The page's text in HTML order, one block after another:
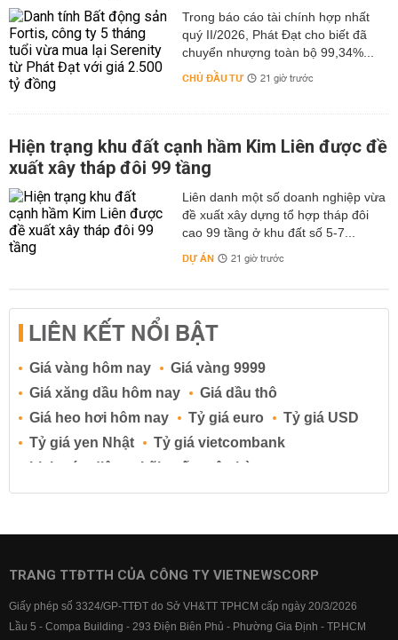
Trong báo cáo tài chính hợp nhất
quý II/2026, Phát Đạt cho biết đã
chuyển nhượng toàn bộ 99,34%...
CHỦ ĐẦU TƯ 21 giờ trước
Hiện trạng khu đất cạnh hầm Kim Liên được đề
xuất xây tháp đôi 99 tầng
Liên danh một số doanh nghiệp vừa
đề xuất xây dựng tổ hợp tháp đôi
cao 99 tầng ở khu đất số 5-7...
DỰ ÁN 21 giờ trước
LIÊN KẾT NỔI BẬT
Giá vàng hôm nay
Giá vàng 9999
Giá xăng dầu hôm nay
Giá dầu thô
Giá heo hơi hôm nay
Tỷ giá euro
Tỷ giá USD
Tỷ giá yen Nhật
Tỷ giá vietcombank
Lịch cúp điện
Lãi suất ngân hàng
Lãi suất tiết kiệm
Lãi suất tiền gửi
Lãi suất ngân hàng BIDV
Lãi suất ngân hàng Vietcombank
TRANG TTĐTTH CỦA CÔNG TY VIETNEWSCORP
Giấy phép số 3324/GP-TTĐT do Sở VH&TT TPHCM cấp ngày 20/3/2026
Lầu 5 - Compa Building - 293 Điện Biên Phủ - Phường Gia Định - TP.HCM